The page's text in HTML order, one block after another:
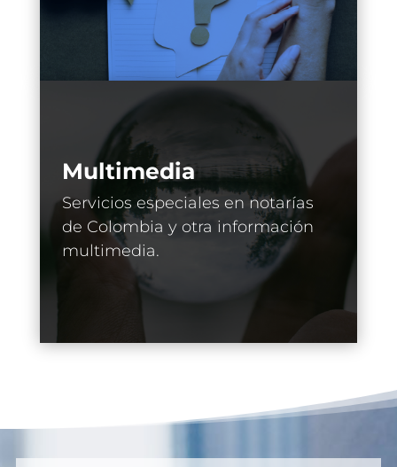
Multimedia
Servicios especiales en notarías
de Colombia y otra información
multimedia.